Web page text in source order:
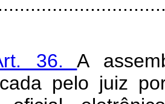
36.A
pelo juiz